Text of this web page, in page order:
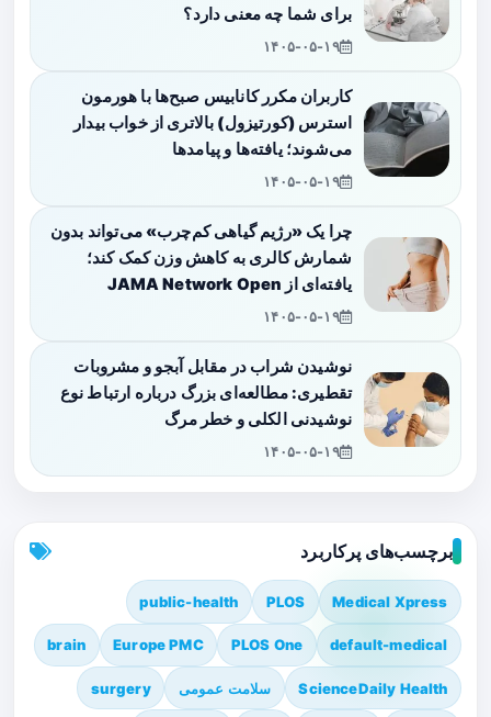
برای شما چه معنی دارد؟
۱۴۰۵-۰۵-۱۹
کاربران مکرر کانابیس صبح‌ها با هورمون
استرس (کورتیزول) بالاتری از خواب بیدار
می‌شوند؛ یافته‌ها و پیامدها
۱۴۰۵-۰۵-۱۹
چرا یک «رژیم گیاهی کم‌چرب» می‌تواند بدون
شمارش کالری به کاهش وزن کمک کند؛
یافته‌ای از JAMA Network Open
۱۴۰۵-۰۵-۱۹
نوشیدن شراب در مقابل آبجو و مشروبات
تقطیری: مطالعه‌ای بزرگ درباره ارتباط نوع
نوشیدنی الکلی و خطر مرگ
۱۴۰۵-۰۵-۱۹
برچسب‌های پرکاربرد
Medical Xpress
PLOS
public-health
default-medical
PLOS One
Europe PMC
brain
ScienceDaily Health سلامت عمومی surgery